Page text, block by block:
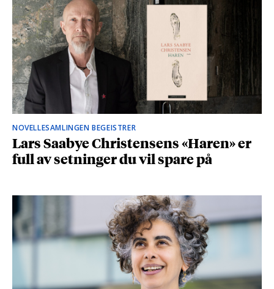
NOVELLESAMLINGEN BEGEISTRER
Lars Saabye Christensens «Haren» er
full av setninger du vil spare på